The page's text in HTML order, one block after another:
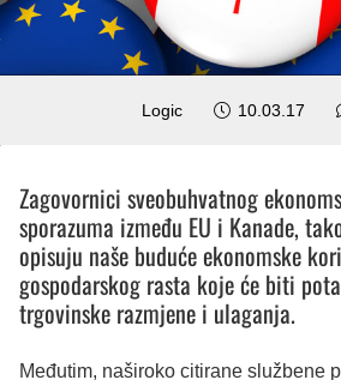
Logic 10.03.17
Zagovornici sveobuhvatnog
sporazuma između EU i Kanade,
opisuju naše buduće ekonomske
gospodarskog rasta koje će biti
trgovinske razmjene i ulaganja.
Međutim, naširoko citirane službene